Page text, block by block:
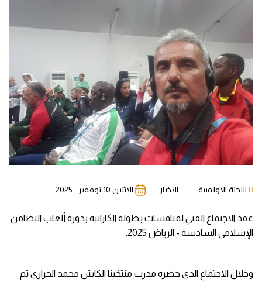
اللجنة الاولمبية الاخبار الاثنين 10 نوفمبر ، 2025
عقد الاجتماع الفني لمنافسات بطولة الكاراتيه بدورة ألعاب التضامن
الإسلامي السادسة - الرياض 2025.
وخلال الاجتماع الذي حضره مدرب منتخبنا الكابتن محمد الحرازي تم